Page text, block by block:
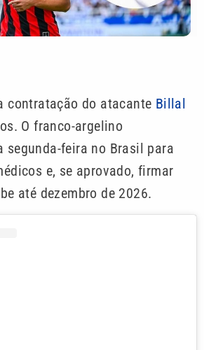
contratação do atacante Billal
O franco-argelino
segunda-feira no Brasil para
e, se aprovado, firmar
até dezembro de 2026.